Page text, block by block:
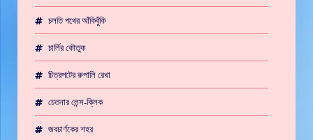
চলতি পথের আঁকিবুঁকি
চার্লির কৌতুক
চিত্রপটের রুপালি রেখা
চেতনার লেন্স-ক্লিক
জবচার্ণকের শহর